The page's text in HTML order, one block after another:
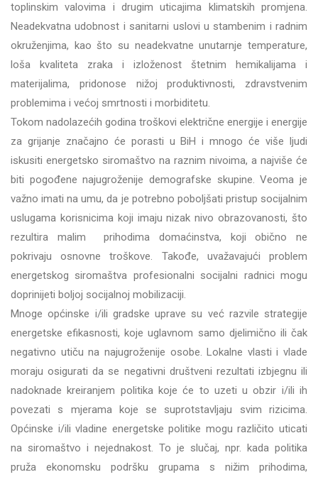
toplinskim valovima i drugim uticajima klimatskih promjena.
Neadekvatna udobnost i sanitarni uslovi u stambenim i radnim
okruženjima, kao što su neadekvatne unutarnje temperature,
loša kvaliteta zraka i izloženost štetnim hemikalijama i
materijalima, pridonose nižoj produktivnosti, zdravstvenim
problemima i većoj smrtnosti i morbiditetu.
Tokom nadolazećih godina troškovi električne energije i energije
za grijanje značajno će porasti u BiH i mnogo će više ljudi
iskusiti energetsko siromaštvo na raznim nivoima, a najviše će
biti pogođene najugroženije demografske skupine. Veoma je
važno imati na umu, da je potrebno poboljšati pristup socijalnim
uslugama korisnicima koji imaju nizak nivo obrazovanosti, što
rezultira malim prihodima domaćinstva, koji obično ne
pokrivaju osnovne troškove. Takođe, uvažavajući problem
energetskog siromaštva profesionalni socijalni radnici mogu
doprinijeti boljoj socijalnoj mobilizaciji.
Mnoge općinske i/ili gradske uprave su već razvile strategije
energetske efikasnosti, koje uglavnom samo djelimično ili čak
negativno utiču na najugroženije osobe. Lokalne vlasti i vlade
moraju osigurati da se negativni društveni rezultati izbjegnu ili
nadoknade kreiranjem politika koje će to uzeti u obzir i/ili ih
povezati s mjerama koje se suprotstavljaju svim rizicima.
Općinske i/ili vladine energetske politike mogu različito uticati
na siromaštvo i nejednakost. To je slučaj, npr. kada politika
pruža ekonomsku podršku grupama s nižim prihodima,